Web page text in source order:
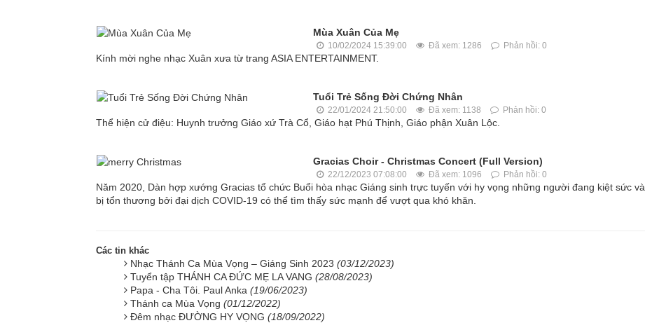
Mùa Xuân Của Mẹ
10/02/2024 15:39:00 Đã xem: 1286 Phản hồi: 0
Kính mời nghe nhạc Xuân xưa từ trang ASIA ENTERTAINMENT.
Tuổi Trẻ Sống Đời Chứng Nhân
22/01/2024 21:50:00 Đã xem: 1138 Phản hồi: 0
Thể hiện cử điệu: Huynh trưởng Giáo xứ Trà Cổ, Giáo hạt Phú Thịnh, Giáo phận Xuân Lộc.
Gracias Choir - Christmas Concert (Full Version)
22/12/2023 07:08:00 Đã xem: 1096 Phản hồi: 0
Năm 2020, Dàn hợp xướng Gracias tổ chức Buổi hòa nhạc Giáng sinh trực tuyến với hy vọng những người đang kiệt sức và
bị tổn thương bởi đại dịch COVID-19 có thể tìm thấy sức mạnh để vượt qua khó khăn.
Các tin khác
Nhạc Thánh Ca Mùa Vọng – Giáng Sinh 2023 (03/12/2023)
Tuyển tập THÁNH CA ĐỨC MẸ LA VANG (28/08/2023)
Papa - Cha Tôi. Paul Anka (19/06/2023)
Thánh ca Mùa Vọng (01/12/2022)
Đêm nhạc ĐƯỜNG HY VỌNG (18/09/2022)